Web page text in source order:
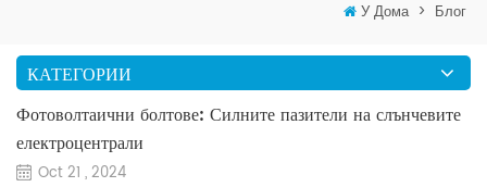
У Дома > Блог
КАТЕГОРИИ
Фотоволтаични болтове: Силните пазители на слънчевите
електроцентрали
Oct 21 , 2024